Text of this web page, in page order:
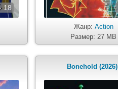
18
Жанр: Action
Размер: 27 MB
Bonehold (2026)